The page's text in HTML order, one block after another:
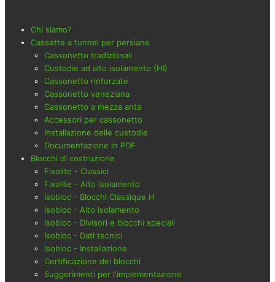
Chi siamo?
Cassette a tunnel per persiane
Cassonetto tradizionali
Custodie ad alto isolamento (HI)
Cassonetto rinforzate
Cassonetto veneziana
Cassonetto a mezza anta
Accessori per cassonetto
Installazione delle custodie
Documentazione in PDF
Blocchi di costruzione
Fixolite - Classici
Fixolite - Alto isolamento
Isobloc - Blocchi Classique H
Isobloc - Alto isolamento
Isobloc - Divisori e blocchi speciali
Isobloc - Dati tecnici
Isobloc - Installazione
Certificazione dei blocchi
Suggerimenti per l'implementazione